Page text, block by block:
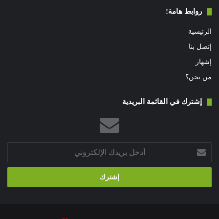
روابط هامة!
الرئيسية
إتصل بنا
إشهار
من نحن؟
إشترك في القائمة البريدية
بريدك
الإلكتروني